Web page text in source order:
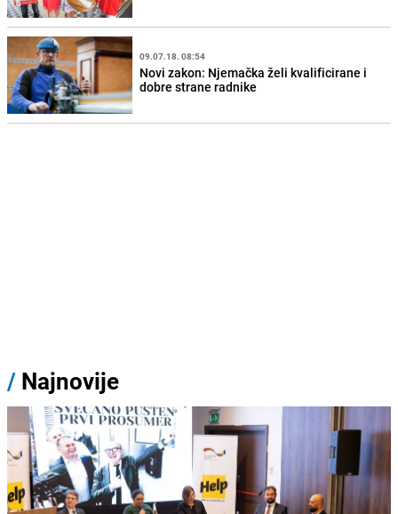
09.07.18. 08:54
Novi zakon: Njemačka želi kvalificirane i
dobre strane radnike
/ Najnovije